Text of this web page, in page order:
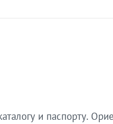
и паспорту.